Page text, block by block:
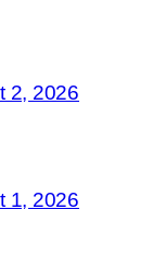
2, 2026
1, 2026